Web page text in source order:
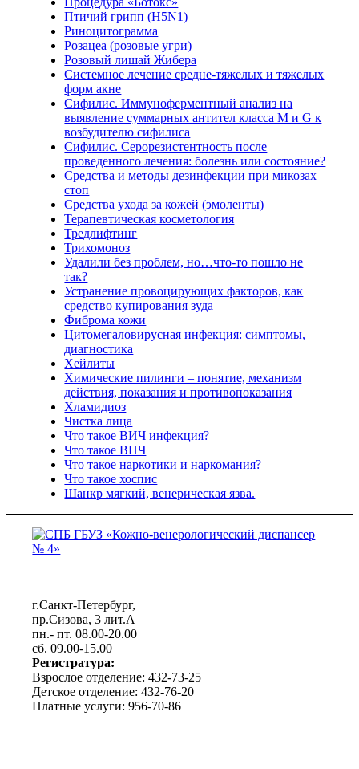
Птичий грипп (H5N1)
Риноцитограмма
Розацеа (розовые угри)
Розовый лишай Жибера
Системное лечение средне-тяжелых и тяжелых
форм акне
Сифилис. Иммуноферментный анализ на
выявление суммарных антител класса M и G к
возбудителю сифилиса
Сифилис. Серорезистентность после
проведенного лечения: болезнь или состояние?
Средства и методы дезинфекции при микозах
стоп
Средства ухода за кожей (эмоленты)
Терапевтическая косметология
Тредлифтинг
Трихомоноз
Удалили без проблем, но…что-то пошло не
так?
Устранение провоцирующих факторов, как
средство купирования зуда
Фиброма кожи
Цитомегаловирусная инфекция: симптомы,
диагностика
Хейлиты
Химические пилинги – понятие, механизм
действия, показания и противопоказания
Хламидиоз
Чистка лица
Что такое ВИЧ инфекция?
Что такое ВПЧ
Что такое наркотики и наркомания?
Что такое хоспис
Шанкр мягкий, венерическая язва.
г.Санкт-Петербург,
пр.Сизова, 3 лит.А
пн.- пт. 08.00-20.00
сб. 09.00-15.00
Регистратура:
Взрослое отделение: 432-73-25
Детское отделение: 432-76-20
Платные услуги: 956-70-86